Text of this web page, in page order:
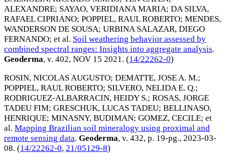
ALEXANDRE; SAYAO, VERIDIANA MARIA; DA SILVA,
RAFAEL CIPRIANO; POPPIEL, RAUL ROBERTO; MENDES,
WANDERSON DE SOUSA; URBINA SALAZAR, DIEGO
FERNANDO; et al. Soil weathering behavior assessed by
combined spectral ranges: Insights into aggregate analysis.
Geoderma, v. 402, NOV 15 2021 . (14/22262-0)
ROSIN, NICOLAS AUGUSTO; DEMATTE, JOSE A. M.;
POPPIEL, RAUL ROBERTO; SILVERO, NELIDA E. Q.;
RODRIGUEZ-ALBARRACIN, HEIDY S.; ROSAS, JORGE
TADEU FIM; GRESCHUK, LUCAS TADEU; BELLINASO,
HENRIQUE; MINASNY, BUDIMAN; GOMEZ, CECILE; et
al. Mapping Brazilian soil mineralogy using proximal and
remote sensing data. Geoderma, v. 432, p. 19-pg., 2023-03-
08. (14/22262-0, 21/05129-8)